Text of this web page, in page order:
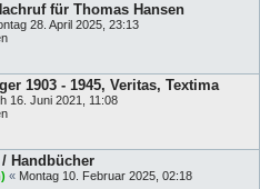
für Thomas Hansen
28. April 2025, 23:13
1903 - 1945, Veritas, Textima
16. Juni 2021, 11:08
Handbücher
« Montag 10. Februar 2025, 02:18